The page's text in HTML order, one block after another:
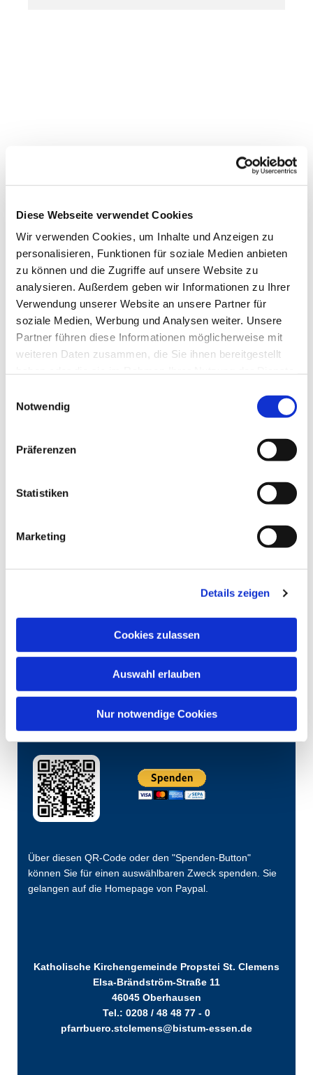
Diese Webseite verwendet Cookies
Wir verwenden Cookies, um Inhalte und Anzeigen zu
personalisieren, Funktionen für soziale Medien anbieten
zu können und die Zugriffe auf unsere Website zu
analysieren. Außerdem geben wir Informationen zu Ihrer
Verwendung unserer Website an unsere Partner für
soziale Medien, Werbung und Analysen weiter. Unsere
Partner führen diese Informationen möglicherweise mit
weiteren Daten zusammen, die Sie ihnen bereitgestellt
Notwendig
Präferenzen
Statistiken
Marketing
Details zeigen
Cookies zulassen
Auswahl erlauben
Nur notwendige Cookies
Dies könnte Sie auch
interessieren
Über diesen QR-Code oder den "Spenden-Button"
können Sie für einen auswählbaren Zweck spenden. Sie
gelangen auf die Homepage von Paypal.
Katholische Kirchengemeinde Propstei St. Clemens
Elsa-Brändström-Straße 11
46045 Oberhausen
Tel.: 0208 / 48 48 77 - 0
pfarrbuero.stclemens@bistum-essen.de